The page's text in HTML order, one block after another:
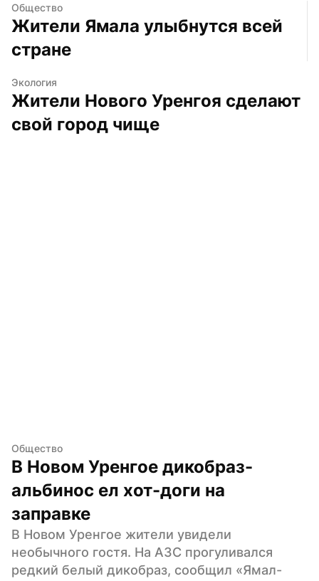
Общество
Жители Ямала улыбнутся всей
стране
Экология
Жители Нового Уренгоя сделают
свой город чище
Общество
В Новом Уренгое дикобраз-
альбинос ел хот-доги на
заправке
В Новом Уренгое жители увидели
необычного гостя. На АЗС прогуливался
редкий белый дикобраз, сообщил «Ямал-